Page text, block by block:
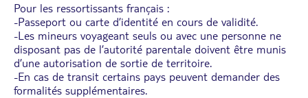
Pour les ressortissants français :
-Passeport ou carte d’identité en cours de validité.
-Les mineurs voyageant seuls ou avec une personne ne
disposant pas de l’autorité parentale doivent être munis
d’une autorisation de sortie de territoire.
-En cas de transit certains pays peuvent demander des
formalités supplémentaires.